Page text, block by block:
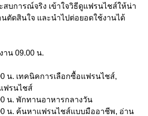
สบการณ์จริง เข้าใจวิธีดูแฟรนไชส์ให้น่า
ตัดสินใจ และนำไปต่อยอดใช้งานได้
าน 09.00 น.
น. เทคนิคการเลือกซื้อแฟรนไชส์,
ฟรนไชส์
น. พักทานอาหารกลางวัน
น. ค้นหาแฟรนไชส์แบบมืออาชีพ, อ่าน